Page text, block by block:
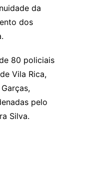
da
dos
80 policiais
Vila Rica,
pelo
Silva.